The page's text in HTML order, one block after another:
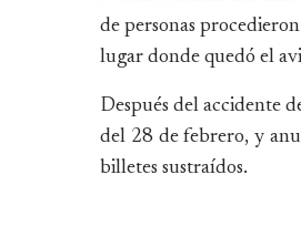
de personas
lugar donde quedó el
Después del accidente
del 28 de febrero, y
billetes sustraídos.